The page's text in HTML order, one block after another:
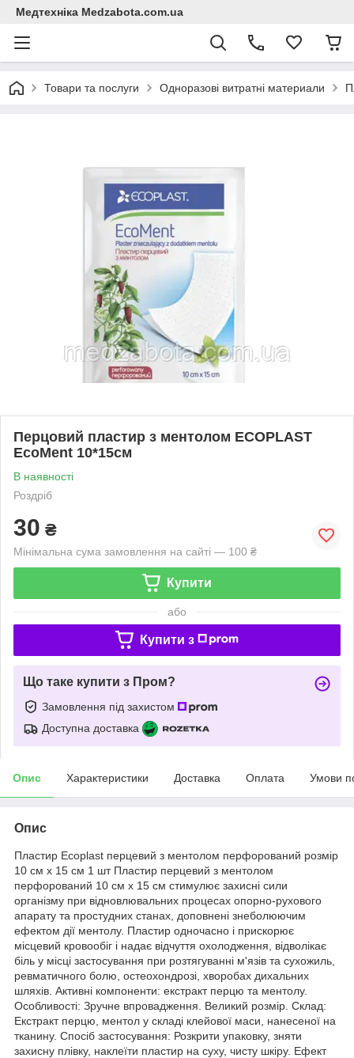
Медтехніка Medzabota.com.ua
Товари та послуги Одноразові витратні материали
Перцовий пластир з ментолом ECOPLAST
EcoMent 10*15см
В наявності
Роздріб
30 ₴
Мінімальна сума замовлення на сайті — 100 ₴
Купити
або
Купити з
Що таке купити з Пром?
Замовлення під захистом
Доступна доставка
Опис Характеристики Доставка Оплата Умови
Опис
Пластир Ecoplast перцевий з ментолом перфорований розмір
10 см x 15 см 1 шт Пластир перцевий з ментолом
перфорований 10 см x 15 см стимулює захисні сили
організму при відновлювальних процесах опорно-рухового
апарату та простудних станах, доповнені знеболюючим
ефектом дії ментолу. Пластир одночасно і прискорює
місцевий кровообіг і надає відчуття охолодження, відволікає
біль у місці застосування при розтягуванні м'язів та сухожиль,
ревматичного болю, остеохондрозі, хворобах дихальних
шляхів. Активні компоненти: екстракт перцю та ментолу.
Особливості: Зручне впровадження. Великий розмір. Склад:
Екстракт перцю, ментол у складі клейової маси, нанесеної на
тканину. Спосіб застосування: Розкрити упаковку, зняти
захисну плівку, наклеїти пластир на суху, чисту шкіру. Ефект